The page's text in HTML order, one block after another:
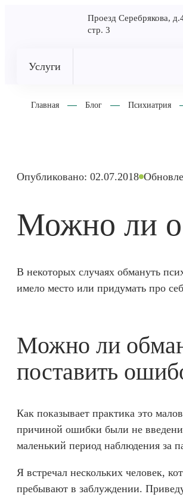
Проезд Серебрякова,
стр. 3
Услуги
Главная Блог Психиатрия
Опубликовано: 02.07.2018
Можно ли
В некоторых случаях обмануть
имело место или придумать про
Можно ли
поставить
Как показывает практика это
причиной ошибки были не
маленький период наблюдения за
Я встречал нескольких человек,
пребывают в заблуждении.